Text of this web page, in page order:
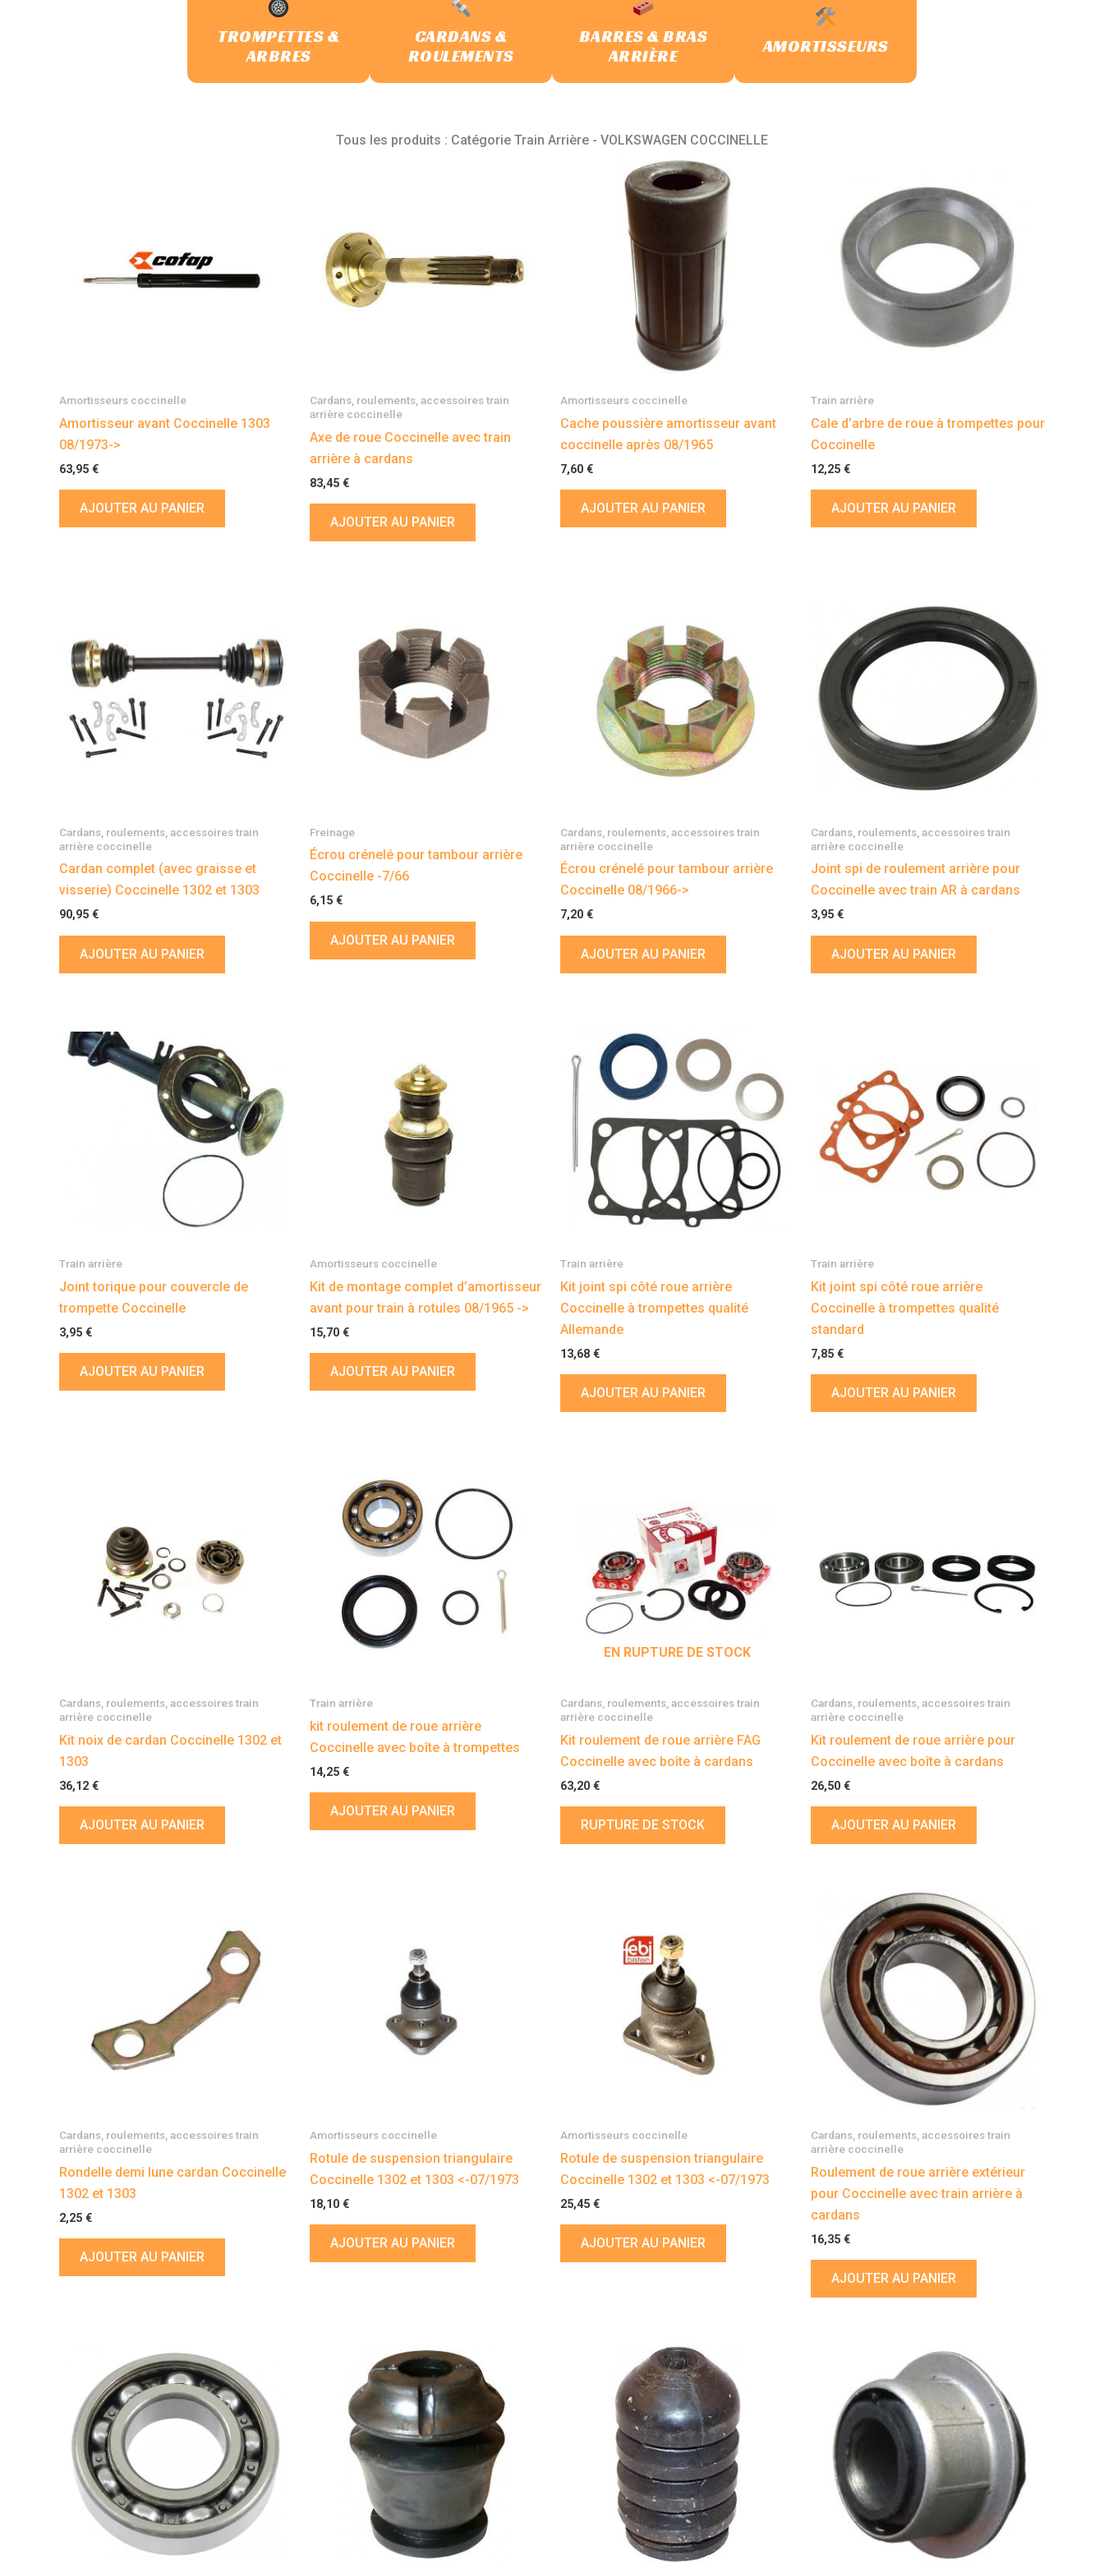
TROMPETTES &
ARBRES
CARDANS &
ROULEMENTS
BARRES & BRAS
ARRIÈRE
AMORTISSEURS
Tous les produits : Catégorie Train Arrière - VOLKSWAGEN COCCINELLE
Amortisseurs coccinelle
Amortisseur avant Coccinelle 1303
08/1973->
63,95 €
AJOUTER AU PANIER
Cardans, roulements, accessoires train
arrière coccinelle
Axe de roue Coccinelle avec train
arrière à cardans
83,45 €
AJOUTER AU PANIER
Amortisseurs coccinelle
Cache poussière amortisseur avant
coccinelle après 08/1965
7,60 €
AJOUTER AU PANIER
Train arrière
Cale d’arbre de roue à trompettes pour
Coccinelle
12,25 €
AJOUTER AU PANIER
Cardans, roulements, accessoires train
arrière coccinelle
Cardan complet (avec graisse et
visserie) Coccinelle 1302 et 1303
90,95 €
AJOUTER AU PANIER
Freinage
Écrou crénelé pour tambour arrière
Coccinelle -7/66
6,15 €
AJOUTER AU PANIER
Cardans, roulements, accessoires train
arrière coccinelle
Écrou crénelé pour tambour arrière
Coccinelle 08/1966->
7,20 €
AJOUTER AU PANIER
Cardans, roulements, accessoires train
arrière coccinelle
Joint spi de roulement arrière pour
Coccinelle avec train AR à cardans
3,95 €
AJOUTER AU PANIER
Train arrière
Joint torique pour couvercle de
trompette Coccinelle
3,95 €
AJOUTER AU PANIER
Amortisseurs coccinelle
Kit de montage complet d’amortisseur
avant pour train à rotules 08/1965 ->
15,70 €
AJOUTER AU PANIER
Train arrière
Kit joint spi côté roue arrière
Coccinelle à trompettes qualité
Allemande
13,68 €
AJOUTER AU PANIER
Train arrière
Kit joint spi côté roue arrière
Coccinelle à trompettes qualité
standard
7,85 €
AJOUTER AU PANIER
Cardans, roulements, accessoires train
arrière coccinelle
Kit noix de cardan Coccinelle 1302 et
1303
36,12 €
AJOUTER AU PANIER
Train arrière
kit roulement de roue arrière
Coccinelle avec boîte à trompettes
14,25 €
AJOUTER AU PANIER
EN RUPTURE DE STOCK
Cardans, roulements, accessoires train
arrière coccinelle
Kit roulement de roue arrière FAG
Coccinelle avec boîte à cardans
63,20 €
RUPTURE DE STOCK
Cardans, roulements, accessoires train
arrière coccinelle
Kit roulement de roue arrière pour
Coccinelle avec boîte à cardans
26,50 €
AJOUTER AU PANIER
Cardans, roulements, accessoires train
arrière coccinelle
Rondelle demi lune cardan Coccinelle
1302 et 1303
2,25 €
AJOUTER AU PANIER
Amortisseurs coccinelle
Rotule de suspension triangulaire
Coccinelle 1302 et 1303 <-07/1973
18,10 €
AJOUTER AU PANIER
Amortisseurs coccinelle
Rotule de suspension triangulaire
Coccinelle 1302 et 1303 <-07/1973
25,45 €
AJOUTER AU PANIER
Cardans, roulements, accessoires train
arrière coccinelle
Roulement de roue arrière extérieur
pour Coccinelle avec train arrière à
cardans
16,35 €
AJOUTER AU PANIER